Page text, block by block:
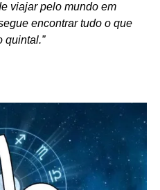
viajar pelo mundo em
encontrar tudo o que
quintal.”